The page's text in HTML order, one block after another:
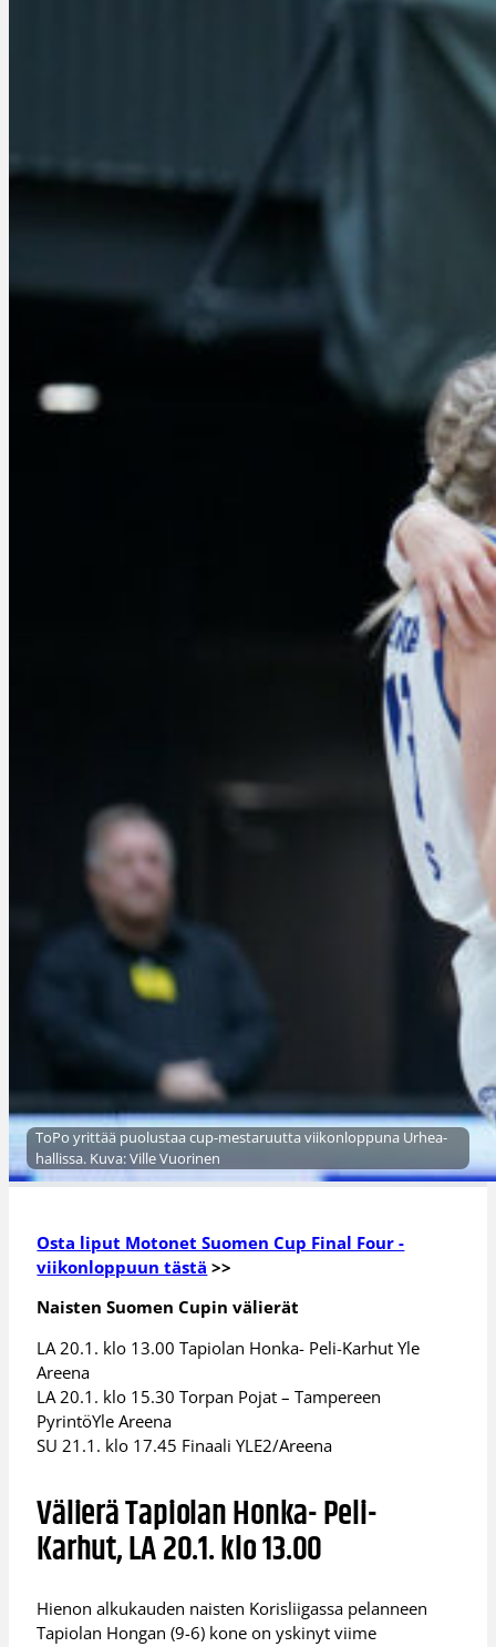
ToPo yrittää puolustaa cup-mestaruutta viikonloppuna Urhea-
hallissa. Kuva: Ville Vuorinen
Osta liput Motonet Suomen Cup Final Four -
viikonloppuun tästä >>
Naisten Suomen Cupin välierät
LA 20.1. klo 13.00 Tapiolan Honka- Peli-Karhut Yle
Areena
LA 20.1. klo 15.30 Torpan Pojat – Tampereen
PyrintöYle Areena
SU 21.1. klo 17.45 Finaali YLE2/Areena
Välierä Tapiolan Honka- Peli-
Karhut, LA 20.1. klo 13.00
Hienon alkukauden naisten Korisliigassa pelanneen
Tapiolan Hongan (9-6) kone on yskinyt viime